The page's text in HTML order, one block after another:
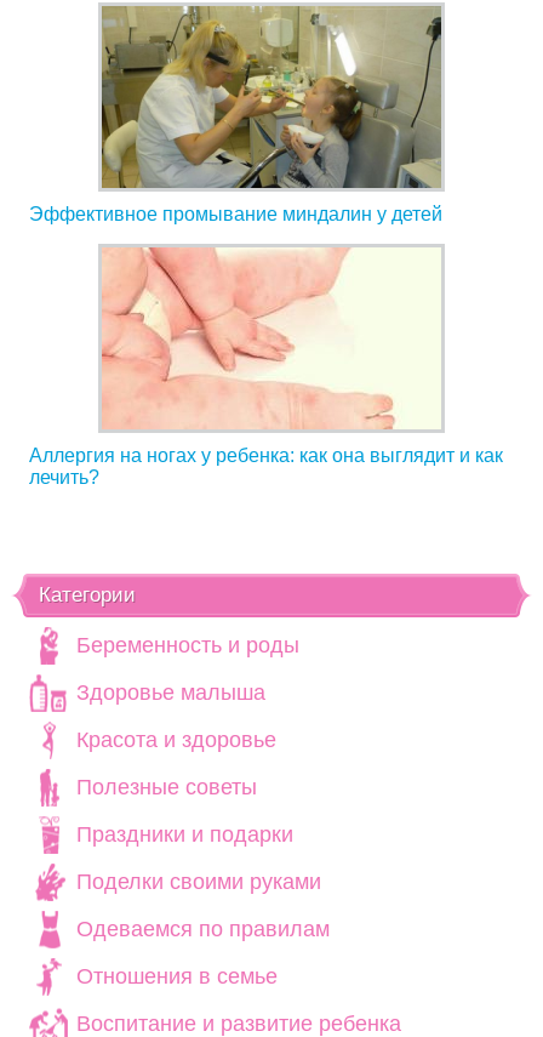
Эффективное промывание миндалин у детей
Аллергия на ногах у ребенка: как она выглядит и как
лечить?
Категории
Беременность и роды
Здоровье малыша
Красота и здоровье
Полезные советы
Праздники и подарки
Поделки своими руками
Одеваемся по правилам
Отношения в семье
Воспитание и развитие ребенка